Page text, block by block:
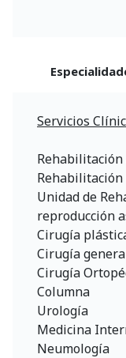
Servicios
Unidad de
reproducción
Cirugía
Cirugía
Cirugía
Columna
Urología
Medicina
Neumología